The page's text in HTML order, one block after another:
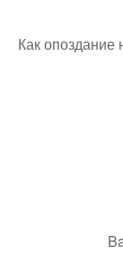
Как опоздание